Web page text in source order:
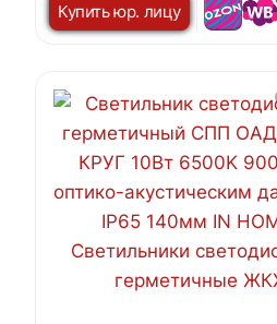
Купить юр. лицу